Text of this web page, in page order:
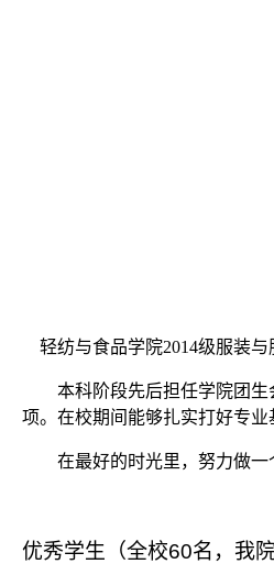
轻纺与食品学院2014级服装与
本科阶段先后担任学院团
项。在校期间能够扎实打好专
在最好的时光里，努力做一
优秀学生（全校60名，我